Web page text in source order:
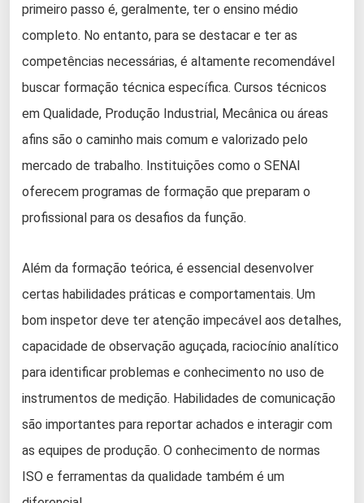
primeiro passo é, geralmente, ter o ensino médio
completo. No entanto, para se destacar e ter as
competências necessárias, é altamente recomendável
buscar formação técnica específica. Cursos técnicos
em Qualidade, Produção Industrial, Mecânica ou áreas
afins são o caminho mais comum e valorizado pelo
mercado de trabalho. Instituições como o SENAI
oferecem programas de formação que preparam o
profissional para os desafios da função.
Além da formação teórica, é essencial desenvolver
certas habilidades práticas e comportamentais. Um
bom inspetor deve ter atenção impecável aos detalhes,
capacidade de observação aguçada, raciocínio analítico
para identificar problemas e conhecimento no uso de
instrumentos de medição. Habilidades de comunicação
são importantes para reportar achados e interagir com
as equipes de produção. O conhecimento de normas
ISO e ferramentas da qualidade também é um